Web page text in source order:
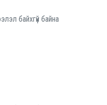
байхгүй байна